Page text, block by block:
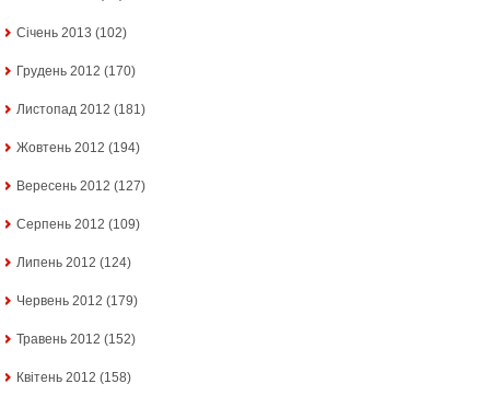
Січень 2013 (102)
Грудень 2012 (170)
Листопад 2012 (181)
Жовтень 2012 (194)
Вересень 2012 (127)
Серпень 2012 (109)
Липень 2012 (124)
Червень 2012 (179)
Травень 2012 (152)
Квітень 2012 (158)